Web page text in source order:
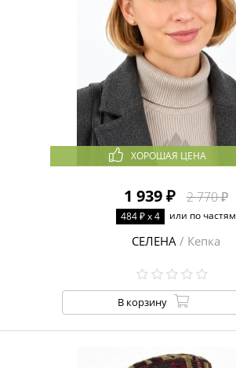
ХОРОШАЯ ЦЕНА
1 939 ₽ 2 770 ₽
484 ₽ x 4 или по частям
СЕЛЕНА / Кепка
В корзину